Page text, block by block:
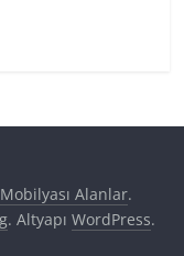
Alanlar.
. Altyapı WordPress.